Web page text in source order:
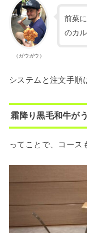
（ガウガウ）
前菜
のカ
システムと注文手順
霜降り黒毛和牛が
ってことで、コース